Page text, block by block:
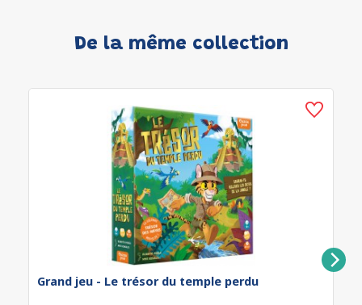
De la même collection
Grand jeu - Le trésor du temple perdu